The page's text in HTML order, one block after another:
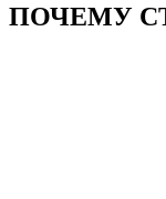
ПОЧЕМУ